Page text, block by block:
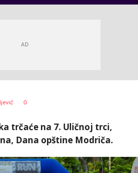
0
trčaće na 7. Uličnoj trci,
Dana opštine Modriča.